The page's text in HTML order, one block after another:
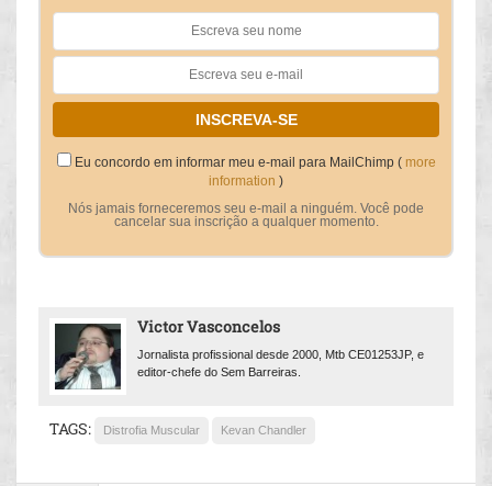
Eu concordo em informar meu e-mail para MailChimp ( more
information )
Nós jamais forneceremos seu e-mail a ninguém. Você pode
cancelar sua inscrição a qualquer momento.
Victor Vasconcelos
Jornalista profissional desde 2000, Mtb CE01253JP, e
editor-chefe do Sem Barreiras.
TAGS: Distrofia Muscular Kevan Chandler